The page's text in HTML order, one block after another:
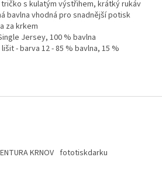
s kulatým výstřihem, krátký rukáv
bavlna vhodná pro snadnější potisk
za krkem
Jersey, 100 % bavlna
- barva 12 - 85 % bavlna, 15 %
KRNOV fototiskdarku